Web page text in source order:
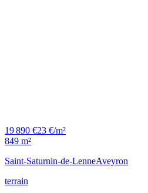
19 890 €23 €/m²
849 m²
Saint-Saturnin-de-LenneAveyron
terrain